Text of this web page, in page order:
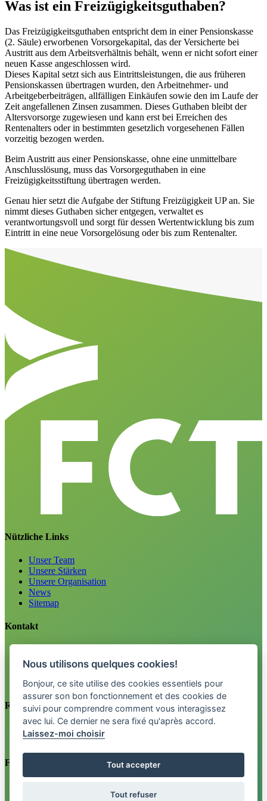
Was ist ein Freizügigkeitsguthaben?
Das Freizügigkeitsguthaben entspricht dem in einer Pensionskasse
(2. Säule) erworbenen Vorsorgekapital, das der Versicherte bei
Austritt aus dem Arbeitsverhältnis behält, wenn er nicht sofort einer
neuen Kasse angeschlossen wird.
Dieses Kapital setzt sich aus Eintrittsleistungen, die aus früheren
Pensionskassen übertragen wurden, den Arbeitnehmer- und
Arbeitgeberbeiträgen, allfälligen Einkäufen sowie den im Laufe der
Zeit angefallenen Zinsen zusammen. Dieses Guthaben bleibt der
Altersvorsorge zugewiesen und kann erst bei Erreichen des
Rentenalters oder in bestimmten gesetzlich vorgesehenen Fällen
vorzeitig bezogen werden.
Beim Austritt aus einer Pensionskasse, ohne eine unmittelbare
Anschlusslösung, muss das Vorsorgeguthaben in eine
Freizügigkeitsstiftung übertragen werden.
Genau hier setzt die Aufgabe der Stiftung Freizügigkeit UP an. Sie
nimmt dieses Guthaben sicher entgegen, verwaltet es
verantwortungsvoll und sorgt für dessen Wertentwicklung bis zum
Eintritt in eine neue Vorsorgelösung oder bis zum Rentenalter.
Aller en haut de la page
Bas de page
Nützliche Links
Unser Team
Unsere Stärken
Unsere Organisation
News
Sitemap
Kontakt
Informationen
Tel. 0800 33 12 34
info@fctpension.swiss
Rechtliches
Impressum
Datenschutzerklärung
Finden Sie uns auf
Nous utilisons quelques cookies!
Bonjour, ce site utilise des cookies essentiels pour
assurer son bon fonctionnement et des cookies de
suivi pour comprendre comment vous interagissez
avec lui. Ce dernier ne sera fixé qu'après accord.
Laissez-moi choisir
Tout accepter
Tout refuser